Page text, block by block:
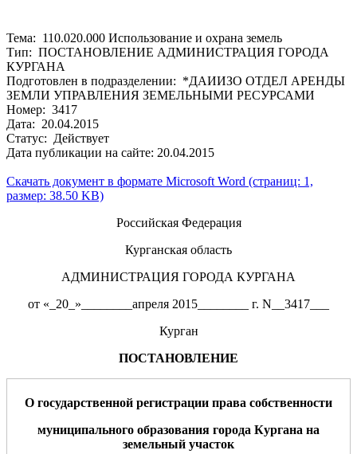
Тема: 110.020.000 Использование и охрана земель
Тип: ПОСТАНОВЛЕНИЕ АДМИНИСТРАЦИЯ ГОРОДА
КУРГАНА
Подготовлен в подразделении: *ДАИИЗО ОТДЕЛ АРЕНДЫ
ЗЕМЛИ УПРАВЛЕНИЯ ЗЕМЕЛЬНЫМИ РЕСУРСАМИ
Номер: 3417
Дата: 20.04.2015
Статус: Действует
Дата публикации на сайте: 20.04.2015
Скачать документ в формате Microsoft Word (страниц: 1,
размер: 38.50 KB)
Российская Федерация
Курганская область
АДМИНИСТРАЦИЯ ГОРОДА КУРГАНА
от «_20_»________апреля 2015________ г. N__3417___
Курган
ПОСТАНОВЛЕНИЕ
О государственной регистрации права собственности
муниципального образования города Кургана на
земельный участок